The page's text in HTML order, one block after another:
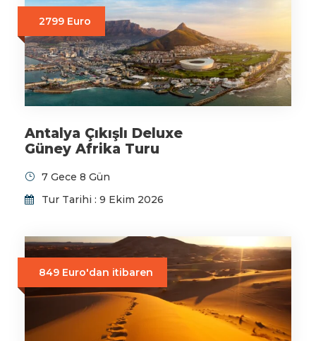
2799 Euro
Antalya Çıkışlı Deluxe
Güney Afrika Turu
7 Gece 8 Gün
Tur Tarihi : 9 Ekim 2026
849 Euro'dan itibaren